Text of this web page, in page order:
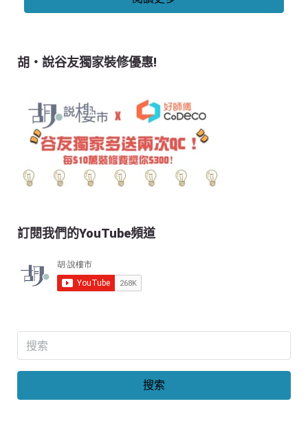
胡‧說谷友獨家裝修優惠!
訂閱我們的YouTube頻道
搜索